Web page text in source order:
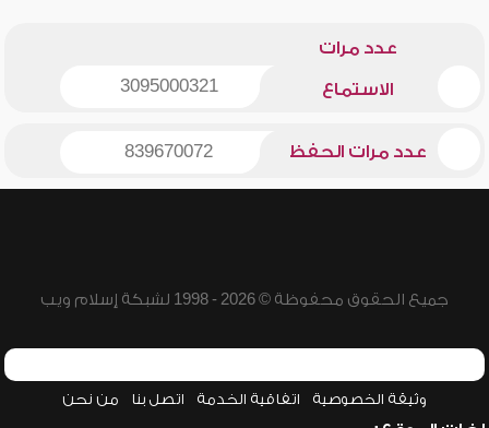
عدد مرات
الاستماع 3095000321
عدد مرات الحفظ 839670072
جميع الحقوق محفوظة © 2026 - 1998 لشبكة إسلام ويب
وثيقة الخصوصية اتفاقية الخدمة اتصل بنا من نحن